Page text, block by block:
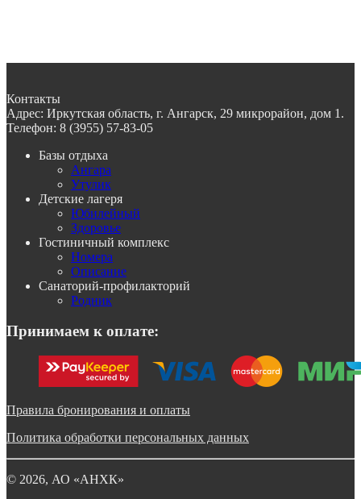
Контакты
Адрес: Иркутская область, г. Ангарск, 29 микрорайон, дом 1.
Телефон: 8 (3955) 57-83-05
Базы отдыха
Ангара
Утулик
Детские лагеря
Юбилейный
Здоровье
Гостиничный комплекс
Номера
Описание
Санаторий-профилакторий
Родник
Принимаем к оплате:
Правила бронирования и оплаты
Политика обработки персональных данных
© 2026, АО «АНХК»